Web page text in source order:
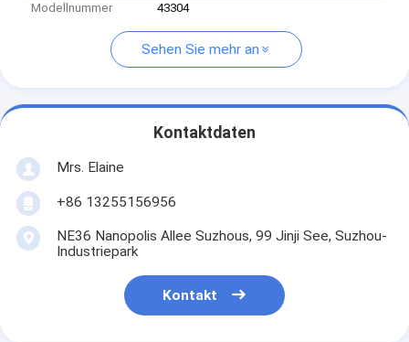
Modellnummer
43304
Sehen Sie mehr an
Kontaktdaten
Mrs. Elaine
+86 13255156956
NE36 Nanopolis Allee Suzhous, 99 Jinji See, Suzhou-
Industriepark
Kontakt